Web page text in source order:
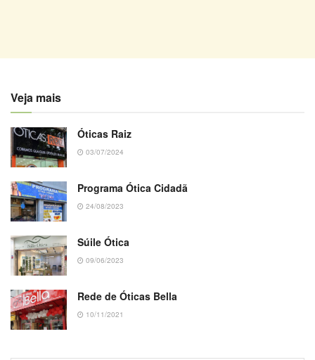
Veja mais
Óticas Raiz
03/07/2024
Programa Ótica Cidadã
24/08/2023
Súile Ótica
09/06/2023
Rede de Óticas Bella
10/11/2021